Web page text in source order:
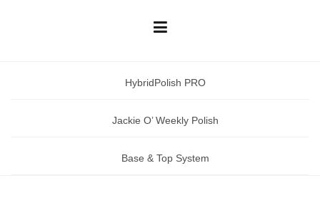
HybridPolish PRO
Jackie O’ Weekly Polish
Base & Top System